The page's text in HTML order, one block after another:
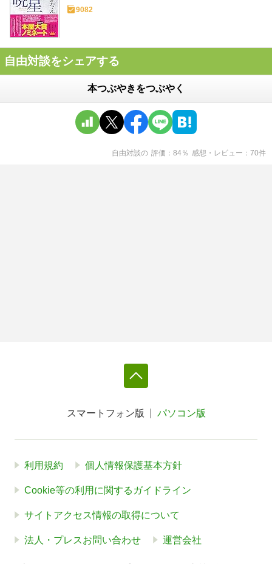
9082
自由対談をシェアする
本つぶやきをつぶやく
自由対談の 評価 84％ 感想・レビュー 70件
スマートフォン版 パソコン版
利用規約 個人情報保護基本方針
Cookie等の利用に関するガイドライン
サイトアクセス情報の取得について
法人・プレスお問い合わせ 運営会社